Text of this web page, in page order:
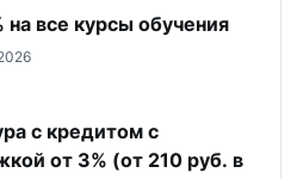
на все курсы обучения
с кредитом с
от 3% (от 210 руб. в